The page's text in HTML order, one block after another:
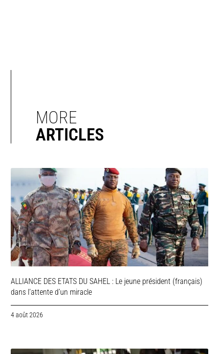
MORE
ARTICLES
ALLIANCE DES ETATS DU SAHEL : Le jeune président (français)
dans l’attente d’un miracle
4 août 2026